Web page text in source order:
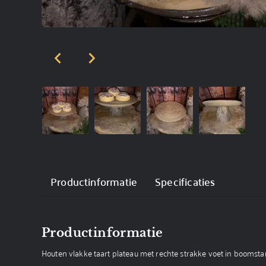
Productinformatie Specificaties
Productinformatie
Houten vlakke taart plateau met rechte strakke voet in